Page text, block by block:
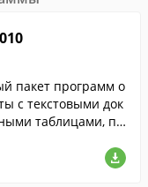
пакет программ о
с текстовыми док
таблицами, пр